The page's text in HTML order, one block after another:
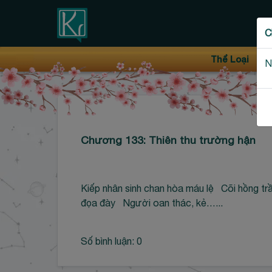
qua
Thanh điều hướng trên
Thể Loại
Chương 133: Thiên thu trường hận
Kiếp nhân sinh chan hòa máu lệ Cõi hồng
đọa đày Người oan thác, kẻ…...
Số bình luận: 0